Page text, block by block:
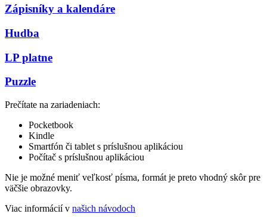
Zápisníky a kalendáre
Hudba
LP platne
Puzzle
Prečítate na zariadeniach:
Pocketbook
Kindle
Smartfón či tablet s príslušnou aplikáciou
Počítač s príslušnou aplikáciou
Nie je možné meniť veľkosť písma, formát je preto vhodný skôr pre
väčšie obrazovky.
Viac informácií v našich návodoch